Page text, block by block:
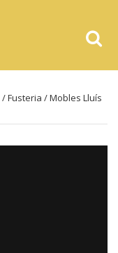
/Fusteria / Mobles Lluís